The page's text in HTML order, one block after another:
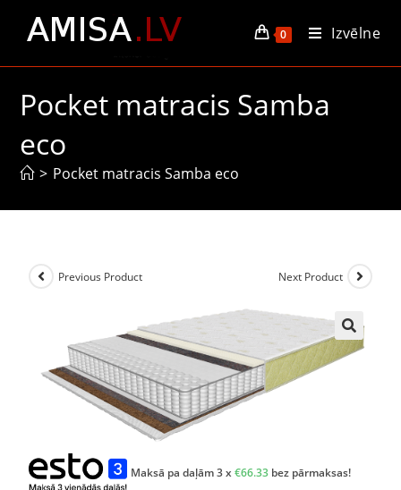
0 Izvēlne
Pocket matracis Samba
eco
> Pocket matracis Samba eco
Previous Product Next Product
Maksā pa daļām 3 x€66.33 bez pārmaksas!